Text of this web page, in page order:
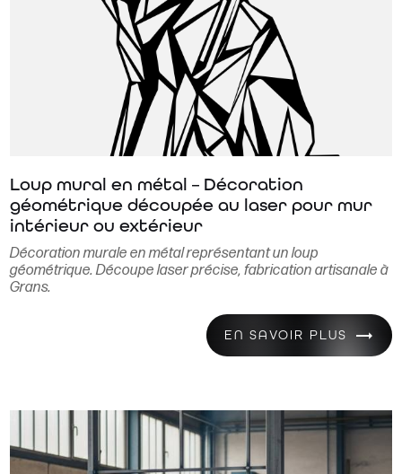
Loup mural en métal – Décoration
géométrique découpée au laser pour mur
intérieur ou extérieur
Décoration murale en métal représentant un loup
géométrique. Découpe laser précise, fabrication artisanale à
Grans.
EN SAVOIR PLUS